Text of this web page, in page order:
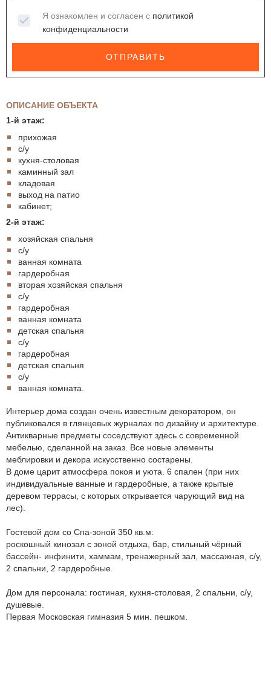
ОПИСАНИЕ ОБЪЕКТА
1-й этаж:
прихожая
с/у
кухня-столовая
каминный зал
кладовая
выход на патио
кабинет;
2-й этаж:
хозяйская спальня
с/у
ванная комната
гардеробная
вторая хозяйская спальня
с/у
гардеробная
ванная комната
детская спальня
с/у
гардеробная
детская спальня
с/у
ванная комната.
Интерьер дома создан очень известным декоратором, он
публиковался в глянцевых журналах по дизайну и архитектуре.
Антикварные предметы соседствуют здесь с современной
мебелью, сделанной на заказ. Все новые элементы
меблировки и декора искусственно состарены.
В доме царит атмосфера покоя и уюта. 6 спален (при них
индивидуальные ванные и гардеробные, а также крытые
деревом террасы, с которых открывается чарующий вид на
лес).
Гостевой дом со Спа-зоной 350 кв.м:
роскошный кинозал с зоной отдыха, бар, стильный чёрный
бассейн- инфинити, хаммам, тренажерный зал, массажная, с/у,
2 спальни, 2 гардеробные.
Дом для персонала: гостиная, кухня-столовая, 2 спальни, с/у,
душевые.
Первая Московская гимназия 5 мин. пешком.
Я ознакомлен и согласен с политикой
конфиденциальности
ОТПРАВИТЬ